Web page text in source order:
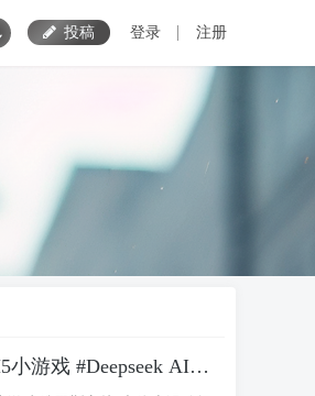
投稿 登录 注册
小游戏 #Deepseek AI代